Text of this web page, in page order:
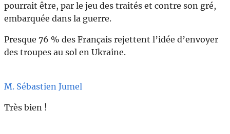
pourrait être, par le jeu des traités et contre son gré,
embarquée dans la guerre.
Presque 76 % des Français rejettent l’idée d’envoyer
des troupes au sol en Ukraine.
M. Sébastien Jumel
Très bien !